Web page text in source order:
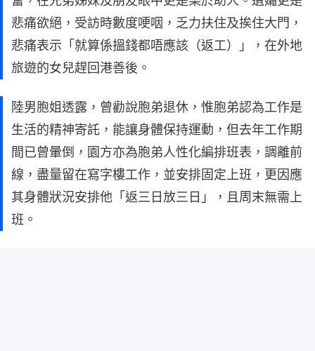
悲痛欲絕，受訪時數度哽咽，乏力扶住及挨住大門，
悲痛表示「就算係搵錢都唔應該（返工）」，在外地
旅遊的女兒趕回港善後。
陸男胞姐透露，曾勸說胞弟退休，惟胞弟認為工作是
生活的精神寄託，能讓身體保持運動，但去年工作期
間已曾暈倒，園方亦為胞弟人性化編排班表，調離前
線，盡量留在寫字樓工作，並安排固定上班，更因應
其身體狀況安排他「返三日放三日」，且周末無需上
班。